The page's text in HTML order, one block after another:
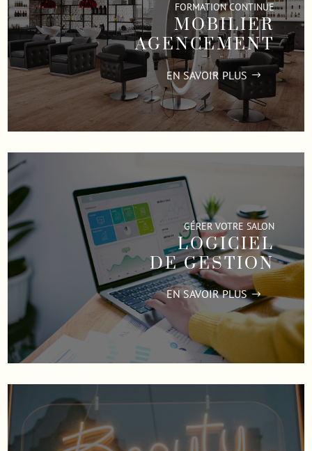
FORMATION CONTINUE
MOBILIER
AGENCEMENT
EN SAVOIR PLUS
GÉRER VOTRE SALON
LOGICIEL
DE GESTION
EN SAVOIR PLUS